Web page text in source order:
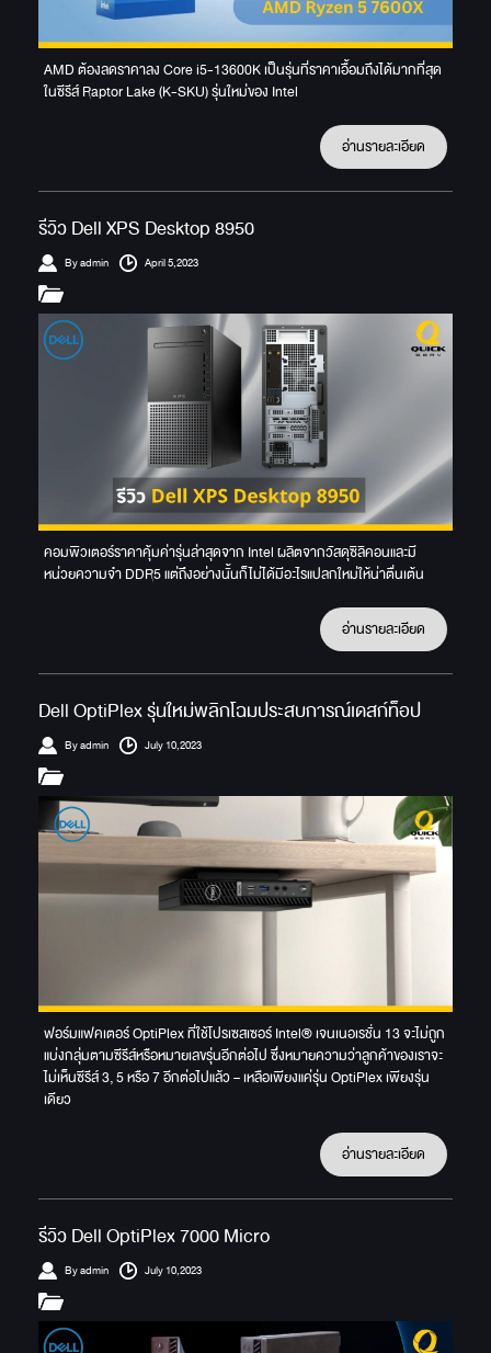
AMD ต้องลดราคาลง Core i5-13600K เป็นรุ่นที่ราคาเอื้อมถึงได้มากที่สุด
ในซีรีส์ Raptor Lake (K-SKU) รุ่นใหม่ของ Intel
อ่านรายละเอียด
รีวิว Dell XPS Desktop 8950
By admin April 5,2023
คอมพิวเตอร์ราคาคุ้มค่ารุ่นล่าสุดจาก Intel ผลิตจากวัสดุซิลิคอนและมี
หน่วยความจำ DDR5 แต่ถึงอย่างนั้นก็ไม่ได้มีอะไรแปลกใหม่ให้น่าตื่นเต้น
อ่านรายละเอียด
Dell OptiPlex รุ่นใหม่พลิกโฉมประสบการณ์เดสก์ท็อป
By admin July 10,2023
ฟอร์มแฟคเตอร์ OptiPlex ที่ใช้โปรเซสเซอร์ Intel® เจนเนอเรชั่น 13 จะไม่ถูก
แบ่งกลุ่มตามซีรีส์หรือหมายเลขรุ่นอีกต่อไป ซึ่งหมายความว่าลูกค้าของเราจะ
ไม่เห็นซีรีส์ 3, 5 หรือ 7 อีกต่อไปแล้ว – เหลือเพียงแค่รุ่น OptiPlex เพียงรุ่น
เดียว
อ่านรายละเอียด
รีวิว Dell OptiPlex 7000 Micro
By admin July 10,2023